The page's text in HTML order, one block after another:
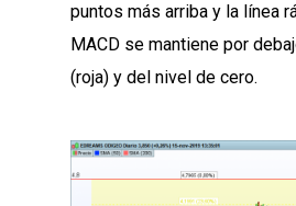
puntos más arriba y la línea
MACD se mantiene por
(roja) y del nivel de cero.